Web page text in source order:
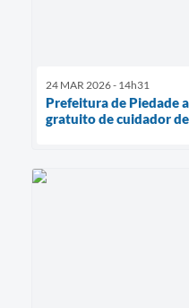
24 MAR 2026 - 14h31
Prefeitura de Piedade
gratuito de cuidador